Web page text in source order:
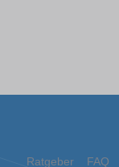
Ratgeber FAQ